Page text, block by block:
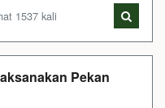
1537 kali
Pekan